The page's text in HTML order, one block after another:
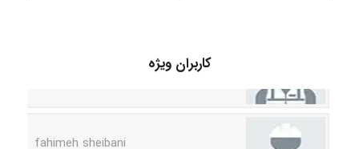
کاربران ویژه